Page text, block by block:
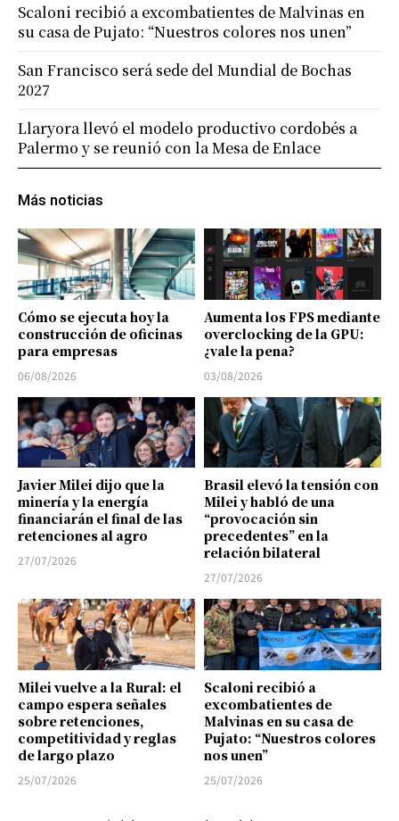
Más noticias
Cómo se ejecuta hoy la
construcción de oficinas
para empresas
06/08/2026
Aumenta los FPS mediante
overclocking de la GPU:
¿vale la pena?
03/08/2026
Javier Milei dijo que la
minería y la energía
financiarán el final de las
retenciones al agro
27/07/2026
Brasil elevó la tensión con
Milei y habló de una
“provocación sin
precedentes” en la
relación bilateral
27/07/2026
Milei vuelve a la Rural: el
campo espera señales
sobre retenciones,
competitividad y reglas
de largo plazo
25/07/2026
Scaloni recibió a
excombatientes de
Malvinas en su casa de
Pujato: “Nuestros colores
nos unen”
25/07/2026
Scaloni recibió a excombatientes de Malvinas en
su casa de Pujato: “Nuestros colores nos unen”
San Francisco será sede del Mundial de Bochas
2027
Llaryora llevó el modelo productivo cordobés a
Palermo y se reunió con la Mesa de Enlace